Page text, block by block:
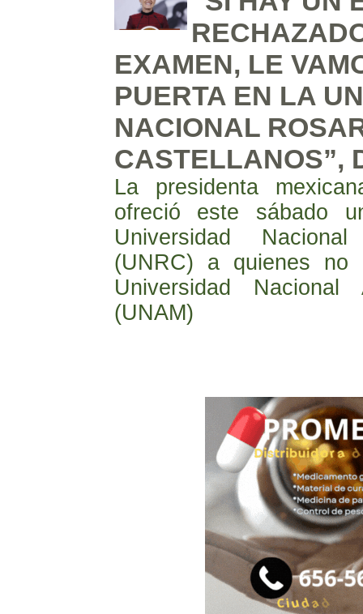
EXAMEN, LE
PUERTA EN LA
NACIONAL
CASTELLANOS”,
La presidenta
ofreció este sábado
Universidad
(UNRC) a quienes no
Universidad
(UNAM)